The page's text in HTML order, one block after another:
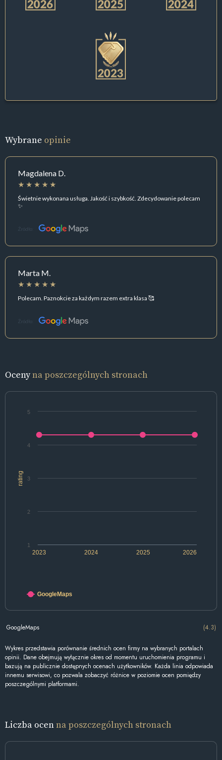
Wybrane opinie
Magdalena D.
Świetnie wykonana usługa. Jakość i szybkość. Zdecydowanie polecam
✨
Źródło:
Marta M.
Polecam. Paznokcie za każdym razem extra klasa 🥰
Źródło:
Ocenyna poszczególnych stronach
rating
2024 2026
2023 2025
1
2
3
4
5
GoogleMaps
GoogleMaps (4.3)
Wykres przedstawia porównanie średnich ocen firmy na wybranych portalach
opinii. Dane obejmują wyłącznie okres od momentu uruchomienia programu i
bazują na publicznie dostępnych ocenach użytkowników. Każda linia odpowiada
innemu serwisowi, co pozwala zobaczyć różnice w poziomie ocen pomiędzy
poszczególnymi platformami.
Liczba ocenna poszczególnych stronach